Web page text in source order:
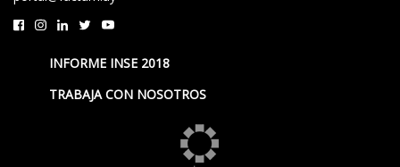
INFORME INSE 2018
TRABAJA CON NOSOTROS